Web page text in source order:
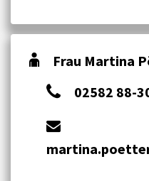
Frau Martina
02582 88-